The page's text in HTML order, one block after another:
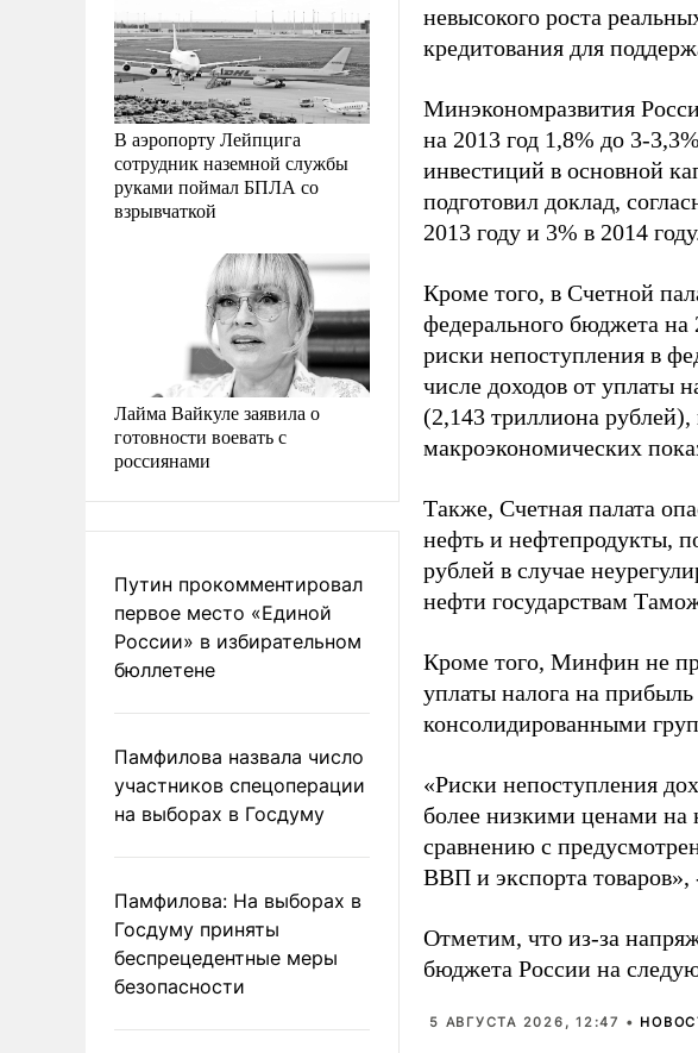
В аэропорту Лейпцига
сотрудник наземной службы
руками поймал БПЛА со
взрывчаткой
Лайма Вайкуле заявила о
готовности воевать с
россиянами
Путин прокомментировал
первое место «Единой
России» в избирательном
бюллетене
Памфилова назвала число
участников спецоперации
на выборах в Госдуму
Памфилова: На выборах в
Госдуму приняты
беспрецедентные меры
безопасности
невысокого роста
кредитования для
Минэкономразвития
на 2013 год 1,8% до 3-
инвестиций в основной
подготовил доклад,
2013 году и 3% в 2014
Кроме того, в Счетной
федерального бюджета
риски непоступления в
числе доходов от уплаты
(2,143 триллиона
макроэкономических
Также, Счетная палата
нефть и нефтепродукты,
рублей в случае
нефти государствам
Кроме того, Минфин не
уплаты налога на
консолидированными
«Риски непоступления
более низкими ценами на
сравнению с
ВВП и экспорта товаров»,
Отметим, что из-за
бюджета России на
5 АВГУСТА 2026, 12:47 •